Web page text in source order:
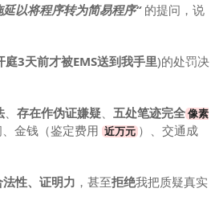
以将程序转为简易程序“的提问，说
3天前才被EMS送到我手里)的处罚决
存在作伪证嫌疑 五处笔迹完全 像素
金钱（鉴定费用 近万元 ）、交通成
法性、证明力 ，甚至拒绝我把质疑真实